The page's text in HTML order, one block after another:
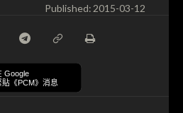
Published:2015-03-12
Google
貼《PCM》消息